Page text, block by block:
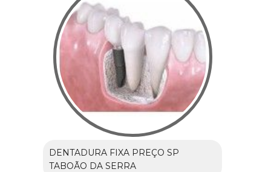
DENTADURA FIXA PREÇO SP
TABOÃO DA SERRA